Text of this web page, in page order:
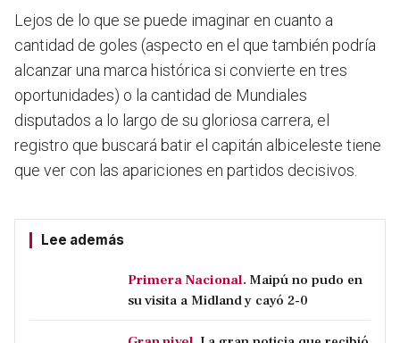
Lejos de lo que se puede imaginar en cuanto a
cantidad de goles (aspecto en el que también podría
alcanzar una marca histórica si convierte en tres
oportunidades) o la cantidad de Mundiales
disputados a lo largo de su gloriosa carrera, el
registro que buscará batir el capitán albiceleste tiene
que ver con las apariciones en partidos decisivos.
Lee además
Primera Nacional. Maipú no pudo en
su visita a Midland y cayó 2-0